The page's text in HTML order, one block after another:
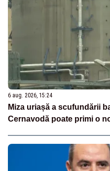
6 aug. 2026, 15:24
Miza uriașă a scufundării
Cernavodă poate primi o